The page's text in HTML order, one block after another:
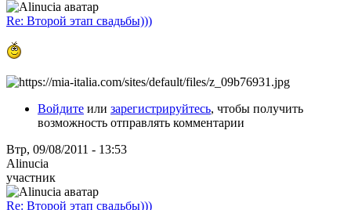
Re: Второй этап свадьбы)))
Войдите или зарегистрируйтесь, чтобы получить
возможность отправлять комментарии
Втр, 09/08/2011 - 13:53
Alinucia
участник
Re: Второй этап свадьбы)))